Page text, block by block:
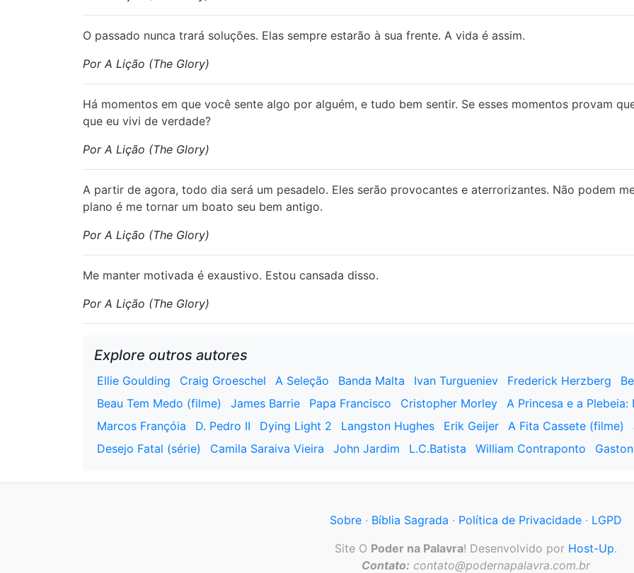
O passado nunca trará soluções. Elas sempre estarão à sua frente. A vida é assim.
Por A Lição (The Glory)
Há momentos em que você sente algo por alguém, e tudo bem sentir. Se esses momentos provam
que eu vivi de verdade?
Por A Lição (The Glory)
A partir de agora, todo dia será um pesadelo. Eles serão provocantes e aterrorizantes. Não podem
plano é me tornar um boato seu bem antigo.
Por A Lição (The Glory)
Me manter motivada é exaustivo. Estou cansada disso.
Por A Lição (The Glory)
Explore outros autores
Ellie Goulding Craig Groeschel A Seleção Banda Malta Ivan Turgueniev Frederick Herzberg
Beau Tem Medo (filme)
James Barrie Papa Francisco Cristopher Morley A Princesa e a Plebeia:
Marcos Françóia
D. Pedro II Dying Light 2 Langston Hughes Erik Geijer A Fita Cassete (filme)
Desejo Fatal (série)
Camila Saraiva Vieira John Jardim L.C.Batista William Contraponto
Sobre· Bíblia Sagrada · Política de Privacidade· LGPD
Site O Poder na Palavra! Desenvolvido por Host-Up.
Contato: contato@podernapalavra.com.br